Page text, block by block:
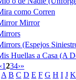
como Corren
Mirror
(Espejos
Huellas a Casa (A
‹1234›»
A B C D E F G H I J K